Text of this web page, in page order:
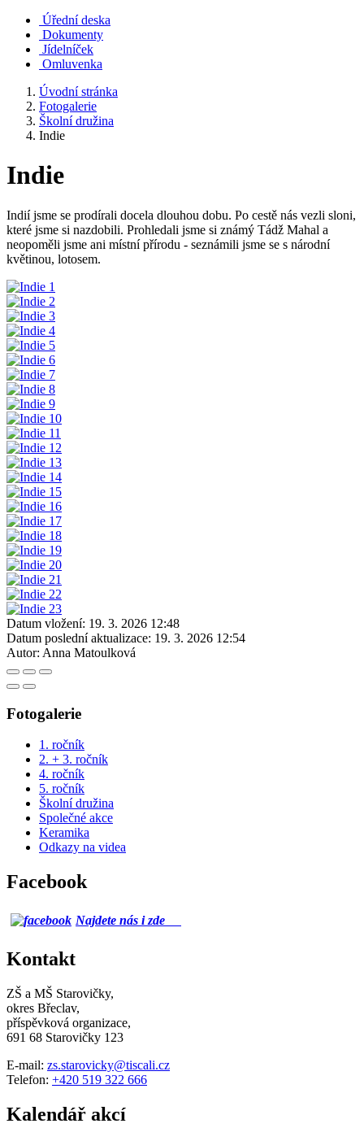
Úřední deska
Dokumenty
Jídelníček
Omluvenka
Úvodní stránka
Fotogalerie
Školní družina
Indie
Indie
Indií jsme se prodírali docela dlouhou dobu. Po cestě nás vezli sloni,
které jsme si nazdobili. Prohledali jsme si známý Tádž Mahal a
neopoměli jsme ani místní přírodu - seznámili jsme se s národní
květinou, lotosem.
Datum vložení: 19. 3. 2026 12:48
Datum poslední aktualizace: 19. 3. 2026 12:54
Autor: Anna Matoulková
Fotogalerie
1. ročník
2. + 3. ročník
4. ročník
5. ročník
Školní družina
Společné akce
Keramika
Odkazy na videa
Facebook
Najdete nás i zde
Kontakt
ZŠ a MŠ Starovičky,
okres Břeclav,
příspěvková organizace,
691 68 Starovičky 123
E-mail: zs.starovicky@tiscali.cz
Telefon: +420 519 322 666
Kalendář akcí